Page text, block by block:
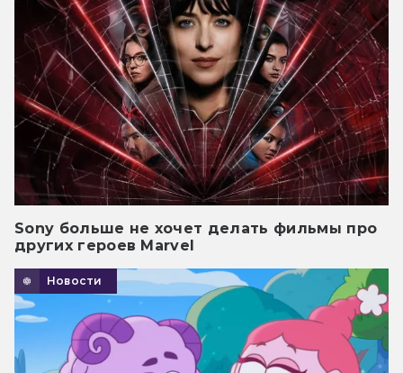
Sony больше не хочет делать фильмы про
других героев Marvel
Новости